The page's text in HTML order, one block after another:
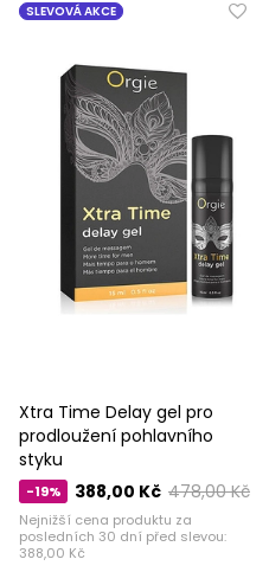
SLEVOVÁ AKCE
Xtra Time Delay gel pro
prodloužení pohlavního
styku
-19% 478,00 Kč
388,00 Kč
Nejnižší cena produktu za
posledních 30 dní před slevou:
388,00 Kč